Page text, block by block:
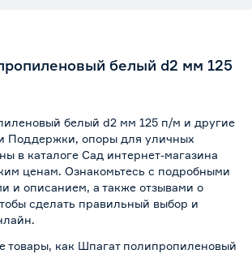
белый d2 мм 125
белый d2 мм 125 п/м и другие
Поддержки, опоры для уличных
в каталоге Сад интернет-магазина
ценам. Ознакомьтесь с подробными
и описанием, а также отзывами о
сделать правильный выбор и
товары, как Шпагат полипропиленовый